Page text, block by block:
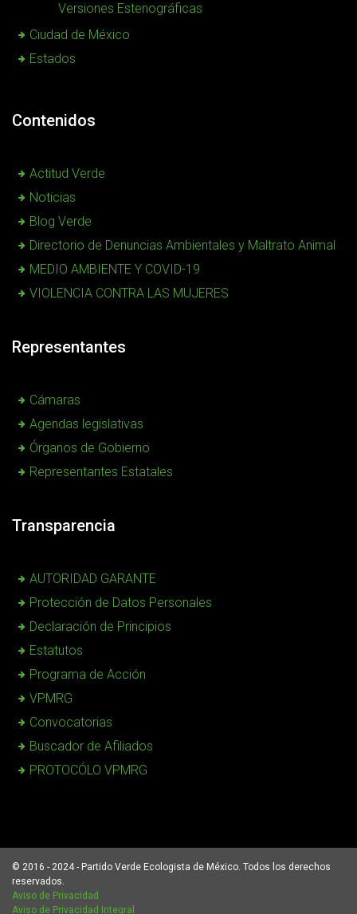
Versiones Estenográficas
Ciudad de México
Estados
Contenidos
Actitud Verde
Noticias
Blog Verde
Directorio de Denuncias Ambientales y Maltrato Animal
MEDIO AMBIENTE Y COVID-19
VIOLENCIA CONTRA LAS MUJERES
Representantes
Cámaras
Agendas legislativas
Órganos de Gobierno
Representantes Estatales
Transparencia
AUTORIDAD GARANTE
Protección de Datos Personales
Declaración de Principios
Estatutos
Programa de Acción
VPMRG
Convocatorias
Buscador de Afiliados
PROTOCÓLO VPMRG
© 2016 - 2024 - Partido Verde Ecologista de México. Todos los derechos
reservados.
Aviso de Privacidad
Aviso de Privacidad Integral